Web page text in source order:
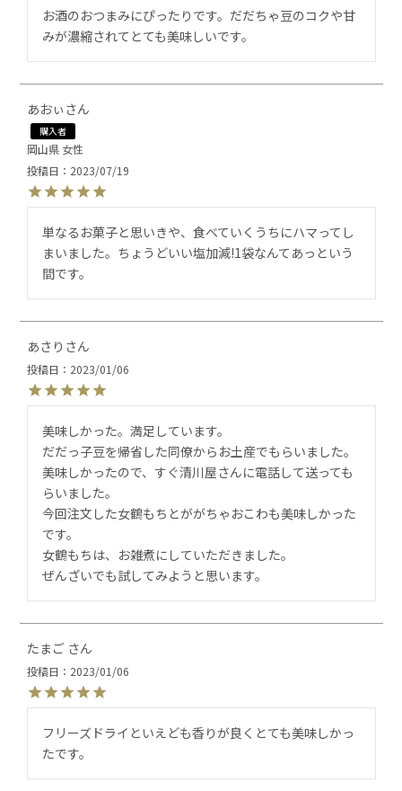
お酒のおつまみにぴったりです。だだちゃ豆のコクや甘
みが濃縮されてとても美味しいです。
あおぃ
購入者
岡山県 女性
投稿日
2023/07/19
単なるお菓子と思いきや、食べていくうちにハマってし
まいました。ちょうどいい塩加減!1袋なんてあっという
間です。
あさり
投稿日 2023/01/06
美味しかった。満足しています。
だだっ子豆を帰省した同僚からお土産でもらいました。
美味しかったので、すぐ清川屋さんに電話して送っても
らいました。
今回注文した女鶴もちとががちゃおこわも美味しかった
です。
女鶴もちは、お雑煮にしていただきました。
ぜんざいでも試してみようと思います。
たまご
投稿日 2023/01/06
フリーズドライといえども香りが良くとても美味しかっ
たです。